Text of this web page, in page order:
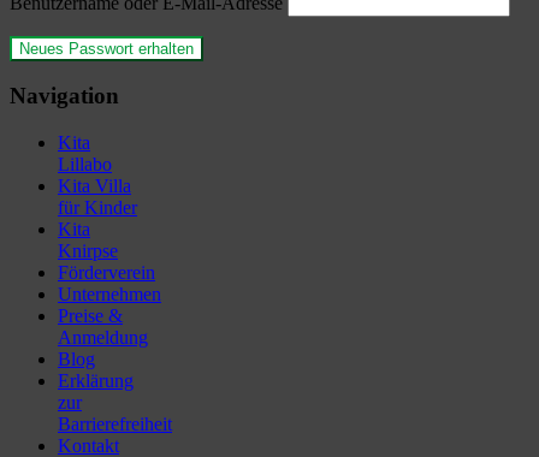
Navigation
Kita
Lillabo
Kita Villa
für Kinder
Kita
Knirpse
Förderverein
Unternehmen
Preise &
Anmeldung
Blog
Erklärung
zur
Barrierefreiheit
Kontakt